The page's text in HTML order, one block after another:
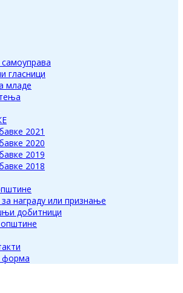
гласници
младе
2021
2020
2019
2018
награду или признање
добитници
форма